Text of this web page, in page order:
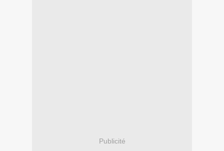
Publicité